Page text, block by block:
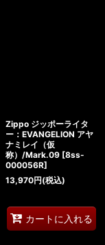
Zippo ジッポーライタ
ー：EVANGELION アヤ
ナミレイ（仮
称）/Mark.09 [8ss-
000056R]
13,970円(税込)
カートに入れる